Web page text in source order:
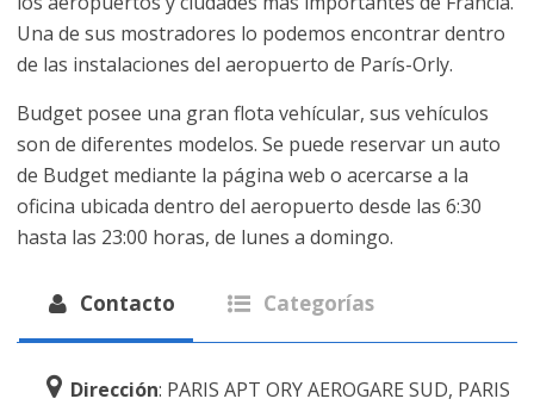
Una de sus mostradores lo podemos encontrar dentro
de las instalaciones del aeropuerto de París-Orly.
Budget posee una gran flota vehícular, sus vehículos
son de diferentes modelos. Se puede reservar un auto
de Budget mediante la página web o acercarse a la
oficina ubicada dentro del aeropuerto desde las 6:30
hasta las 23:00 horas, de lunes a domingo.
Contacto Categorías
Dirección: PARIS APT ORY AEROGARE SUD, PARIS